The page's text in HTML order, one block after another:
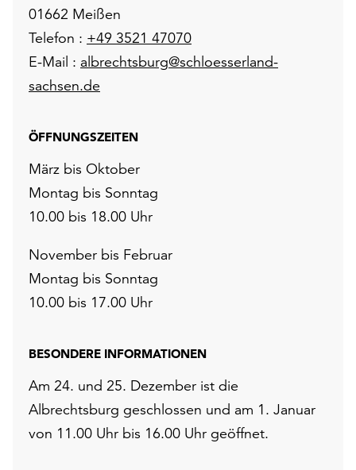
01662 Meißen
Telefon : +49 3521 47070
E-Mail : albrechtsburg@schloesserland-
sachsen.de
ÖFFNUNGSZEITEN
März bis Oktober
Montag bis Sonntag
10.00 bis 18.00 Uhr
November bis Februar
Montag bis Sonntag
10.00 bis 17.00 Uhr
BESONDERE INFORMATIONEN
Am 24. und 25. Dezember ist die
Albrechtsburg geschlossen und am 1. Januar
von 11.00 Uhr bis 16.00 Uhr geöffnet.